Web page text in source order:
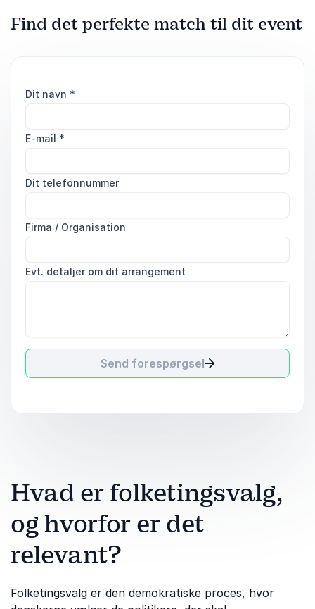
Find det perfekte match til dit event
Dit navn *
E-mail *
Dit telefonnummer
Firma / Organisation
Evt. detaljer om dit arrangement
Send forespørgsel
Hvad er folketingsvalg,
og hvorfor er det
relevant?
Folketingsvalg er den demokratiske proces, hvor